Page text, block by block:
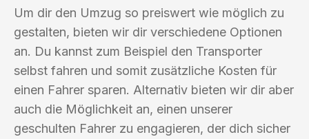
Um dir den Umzug so preiswert wie möglich zu
gestalten, bieten wir dir verschiedene Optionen
an. Du kannst zum Beispiel den Transporter
selbst fahren und somit zusätzliche Kosten für
einen Fahrer sparen. Alternativ bieten wir dir aber
auch die Möglichkeit an, einen unserer
geschulten Fahrer zu engagieren, der dich sicher